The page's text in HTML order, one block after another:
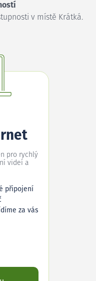
v místě Krátká.
pro rychlý
videí a
připojení
za vás